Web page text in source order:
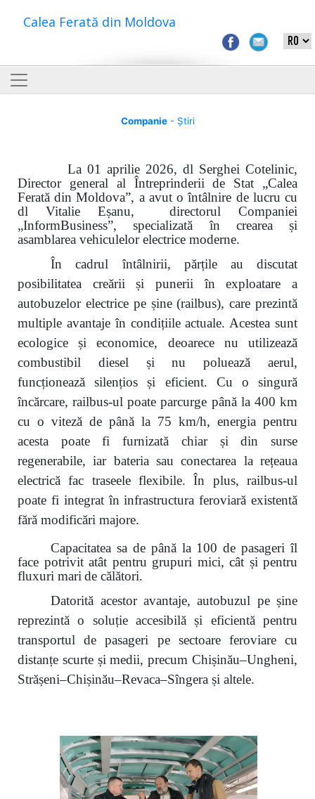
Calea Ferată din Moldova
Companie- Știri
La 01 aprilie 2026, dl Serghei Cotelinic,
Director general al Întreprinderii de Stat „Calea
Ferată din Moldova”, a avut o întâlnire de lucru cu
dl Vitalie Eșanu, directorul Companiei
„InformBusiness”, specializată în crearea și
asamblarea vehiculelor electrice moderne.
În cadrul întâlnirii, părțile au discutat
posibilitatea creării și punerii în exploatare a
autobuzelor electrice pe șine (railbus), care prezintă
multiple avantaje în condițiile actuale. Acestea sunt
ecologice și economice, deoarece nu utilizează
combustibil diesel și nu poluează aerul,
funcționează silențios și eficient. Cu o singură
încărcare, railbus-ul poate parcurge până la 400 km
cu o viteză de până la 75 km/h, energia pentru
acesta poate fi furnizată chiar și din surse
regenerabile, iar bateria sau conectarea la rețeaua
electrică fac traseele flexibile. În plus, railbus-ul
poate fi integrat în infrastructura feroviară existentă
fără modificări majore.
Capacitatea sa de până la 100 de pasageri îl
face potrivit atât pentru grupuri mici, cât și pentru
fluxuri mari de călători.
Datorită acestor avantaje, autobuzul pe șine
reprezintă o soluție accesibilă și eficientă pentru
transportul de pasageri pe sectoare feroviare cu
distanțe scurte și medii, precum Chișinău–Ungheni,
Strășeni–Chișinău–Revaca–Sîngera și altele.